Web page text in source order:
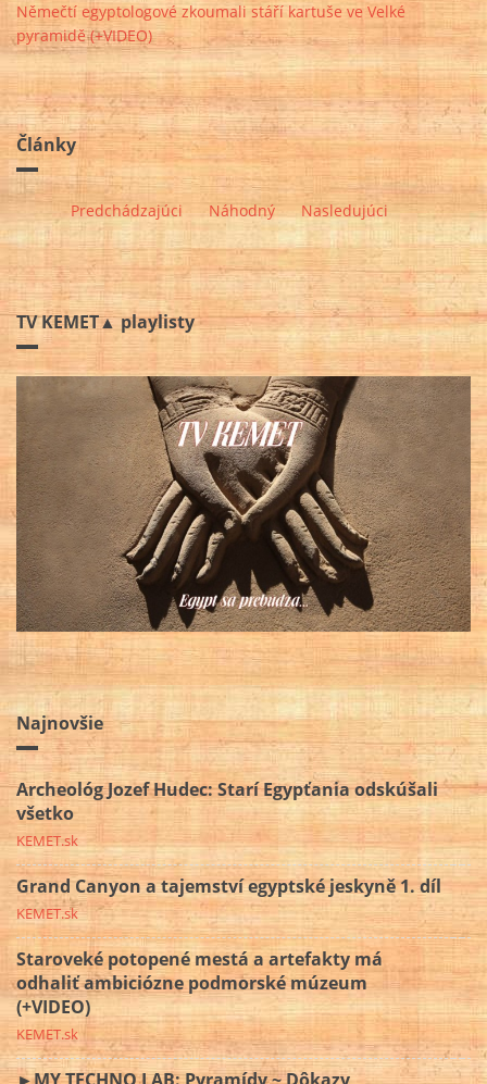
Němečtí egyptologové zkoumali stáří kartuše ve Velké
pyramidě (+VIDEO)
Články
Predchádzajúci Náhodný Nasledujúci
TV KEMET▲ playlisty
Najnovšie
Archeológ Jozef Hudec: Starí Egypťania odskúšali
všetko
KEMET.sk
Grand Canyon a tajemství egyptské jeskyně 1. díl
KEMET.sk
Staroveké potopené mestá a artefakty má
odhaliť ambiciózne podmorské múzeum
(+VIDEO)
KEMET.sk